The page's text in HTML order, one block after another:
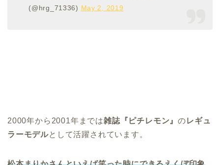
(@hrg_71336) May 2, 2019
2000年から2001年までは雑誌『ピチレモン』のレギュ
ラーモデルとして活躍されています。